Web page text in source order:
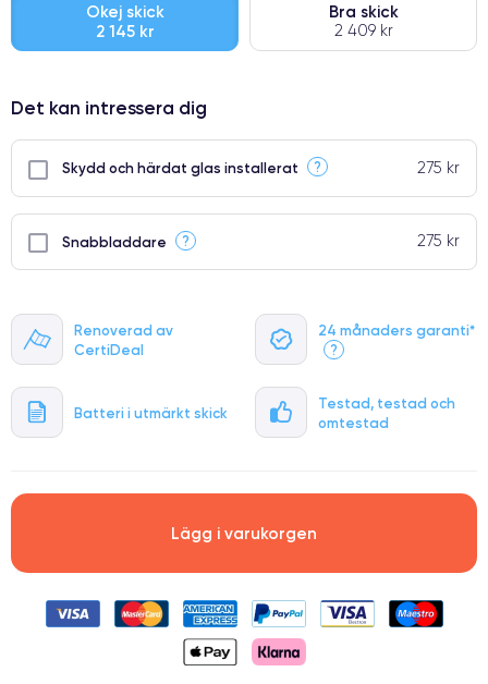
Renoverad av
CertiDeal
24 månaders garanti*
?
Batteri i utmärkt skick
Testad, testad och
omtestad
Okej skick
2 145 kr
Bra skick
2 409 kr
⭐ Premium
● Oklanderlig kvalitetsskärm
Det kan intressera dig
Skydd och härdat glas installerat ? 275 kr
Snabbladdare ? 275 kr
Lägg i varukorgen